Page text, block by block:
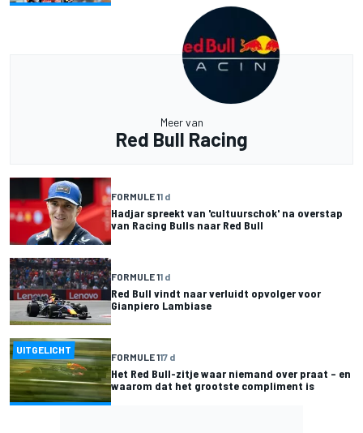
Meer van
Red Bull Racing
FORMULE 11 d
Hadjar spreekt van 'cultuurschok' na overstap
van Racing Bulls naar Red Bull
FORMULE 11 d
Red Bull vindt naar verluidt opvolger voor
Gianpiero Lambiase
UITGELICHT
FORMULE 117 d
Het Red Bull-zitje waar niemand over praat – en
waarom dat het grootste compliment is